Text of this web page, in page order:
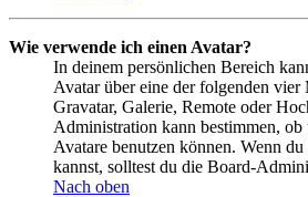
Wie verwende ich einen Avatar?
In deinem persönlichen Bereich
Avatar über eine der folgenden vier
Gravatar, Galerie, Remote oder
Administration kann bestimmen,
Avatare benutzen können. Wenn
kannst, solltest du die Board-
Nach oben